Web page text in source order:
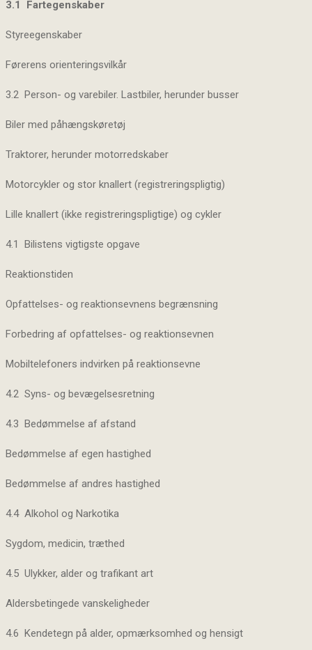
3.1 Fartegenskaber
Styreegenskaber
Førerens orienteringsvilkår
3.2 Person- og varebiler. Lastbiler, herunder busser
Biler med påhængskøretøj
Traktorer, herunder motorredskaber
Motorcykler og stor knallert (registreringspligtig)
Lille knallert (ikke registreringspligtige) og cykler
4.1 Bilistens vigtigste opgave
Reaktionstiden
Opfattelses- og reaktionsevnens begrænsning
Forbedring af opfattelses- og reaktionsevnen
Mobiltelefoners indvirken på reaktionsevne
4.2 Syns- og bevægelsesretning
4.3 Bedømmelse af afstand
Bedømmelse af egen hastighed
Bedømmelse af andres hastighed
4.4 Alkohol og Narkotika
Sygdom, medicin, træthed
4.5 Ulykker, alder og trafikant art
Aldersbetingede vanskeligheder
4.6 Kendetegn på alder, opmærksomhed og hensigt